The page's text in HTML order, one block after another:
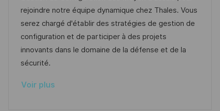
s
a
t
i
o
a
f
f
i
e
n
c
e
d
p
g
o
r
i
e
rejoindre notre équipe dynamique chez Thales. Vous
serez chargé d'établir des stratégies de gestion de
configuration et de participer à des projets
innovants dans le domaine de la défense et de la
sécurité.
Voir plus